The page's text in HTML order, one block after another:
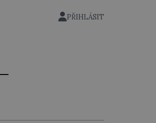
pivovaru a stal se tak prvním
PŘIHLÁSIT